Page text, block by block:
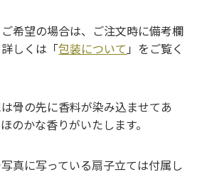
希望の場合は、ご注文時に備考欄
しくは「包装について 」をご覧く
骨の先に香料が染み込ませてあ
のかな香りがいたします。
真に写っている扇子立ては付属し